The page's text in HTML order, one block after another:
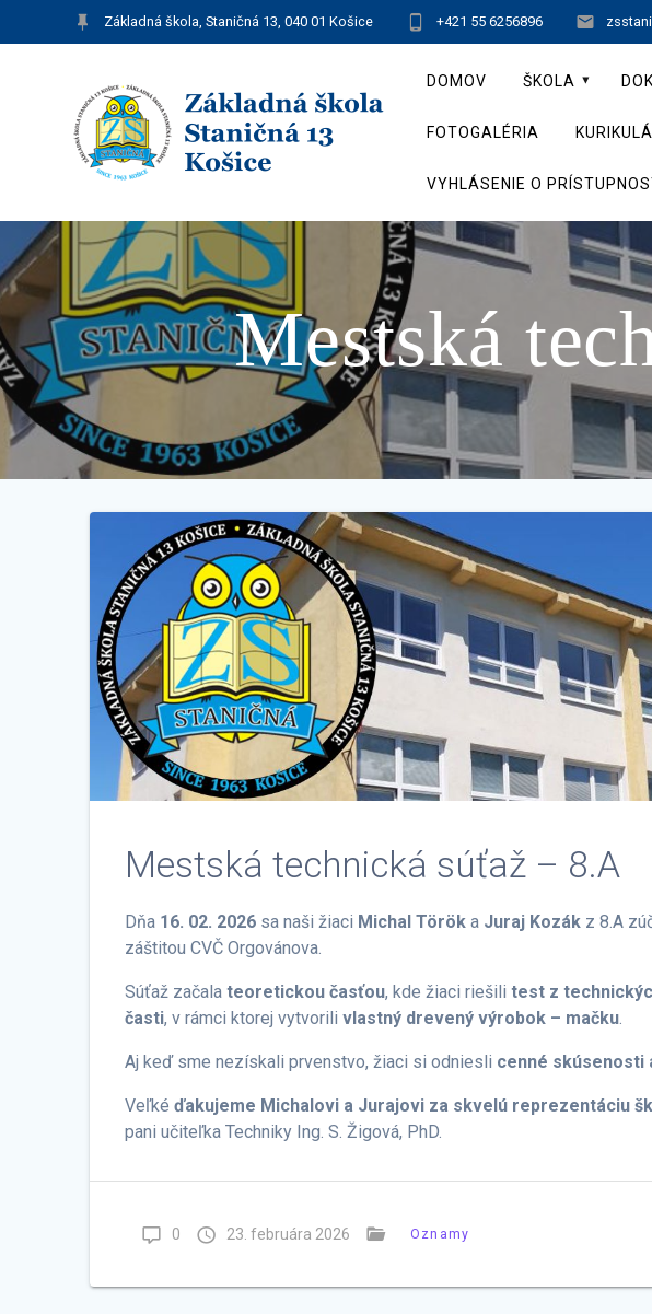
Základná škola, Staničná 13, 040 01 Košice +421 55 6256896
DOMOV ŠKOLA
FOTOGALÉRIA
VYHLÁSENIE O
Mestská
Mestská technická súťaž – 8.A
Dňa 16. 02. 2026 sa naši žiaci Michal Török a Juraj Kozák z 8.A
záštitou CVČ Orgovánova.
Súťaž začalateoretickou časťou, kde žiaci riešilitest z
časti, v rámci ktorej vytvorilivlastný drevený výrobok – mačku.
Aj keď sme nezískali prvenstvo, žiaci si odniesli cenné skúsenosti
Veľkéďakujeme Michalovi a Jurajovi za skvelú reprezentáciu
pani učiteľka Techniky Ing. S. Žigová, PhD.
0 23. februára 2026 Oznamy